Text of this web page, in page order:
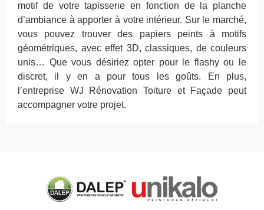
motif de votre tapisserie en fonction de la planche
d’ambiance à apporter à votre intérieur. Sur le marché,
vous pouvez trouver des papiers peints à motifs
géométriques, avec effet 3D, classiques, de couleurs
unis… Que vous désiriez opter pour le flashy ou le
discret, il y en a pour tous les goûts. En plus,
l’entreprise WJ Rénovation Toiture et Façade peut
accompagner votre projet.